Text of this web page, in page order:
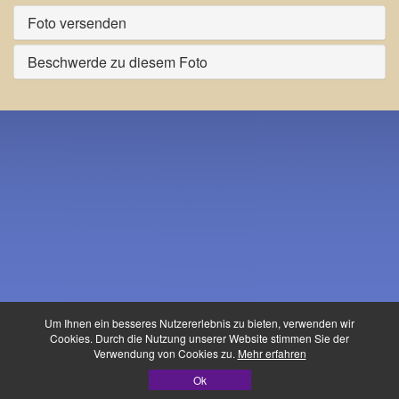
Foto versenden
Beschwerde zu diesem Foto
Waldfest-Buidl ©
Datenschutz|Impressum
Um Ihnen ein besseres Nutzererlebnis zu bieten, verwenden wir
Cookies. Durch die Nutzung unserer Website stimmen Sie der
Verwendung von Cookies zu. Mehr erfahren
Ok